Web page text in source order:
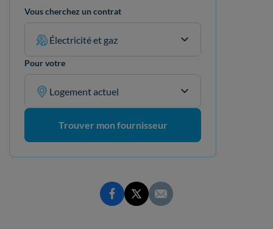
Vous cherchez un contrat
Électricité et gaz
Pour votre
Logement actuel
Trouver mon fournisseur